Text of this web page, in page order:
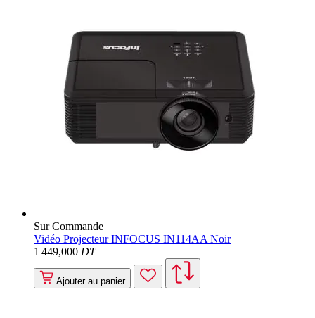
Sur Commande
Vidéo Projecteur INFOCUS IN114AA Noir
1 449,000 DT
Ajouter au panier